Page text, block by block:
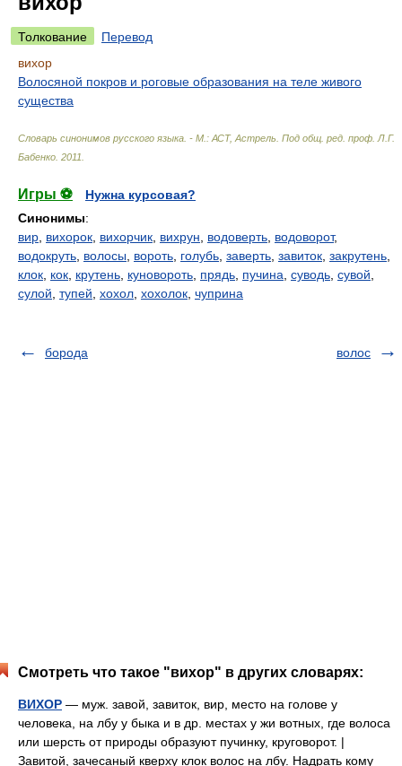
Толкование
Перевод
вихор
Волосяной покров и роговые образования на теле живого
существа
Словарь синонимов русского языка. - М.: АСТ, Астрель Под общ. ред. проф. Л.Г.
Бабенко 2011
Игры ⚽
Нужна курсовая?
Синонимы:
вир вихорок вихорчик вихрун водоверть водоворот,
водокруть волосы вороть голубь заверть завиток закрутень
клок кок крутень куновороть прядь пучина суводь сувой
сулой тупей хохол хохолок чуприна
борода волос
Смотреть что такое "вихор" в других словарях:
ВИХОР — муж. завой, завиток, вир, место на голове у
человека, на лбу у быка и в др. местах у жи вотных, где волоса
или шерсть от природы образуют пучинку, круговорот. |
Завитой, зачесаный кверху клок волос на лбу. Надрать кому